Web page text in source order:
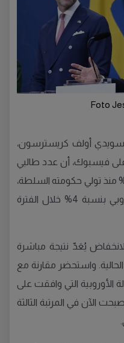
Foto
أولف كريسترسون،
فيسبوك، أن عدد طالبي
في السويد تراجع بنسبة 42% منذ تولي حكومته السلطة،
بينما ارتفع العدد في الاتحاد الأوروبي بنسبة 4% خلال الفترة
يُعَدّ نتيجة مباشرة
واستحضر مقارنة مع
الأوروبية التي وافقت على
الآن في المرتبة الثالثة